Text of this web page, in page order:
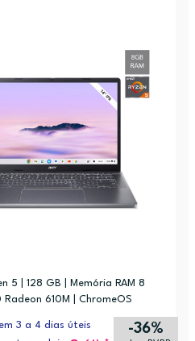
5 | 128 GB | Memória RAM 8
Radeon 610M | ChromeOS
3 a 4 dias úteis
-36%